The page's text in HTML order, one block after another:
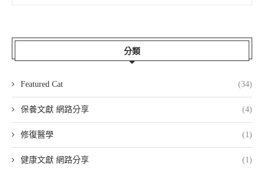
分類
Featured Cat (34)
保養文獻 網路分享 (4)
修復醫學 (1)
健康文獻 網路分享 (1)